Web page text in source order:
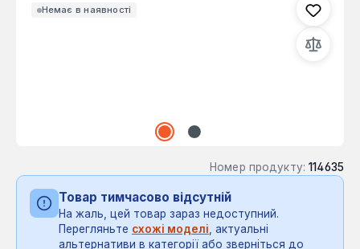
Немає в наявності
Номер продукту: 114635
Товар тимчасово відсутній
На жаль, цей товар зараз недоступний.
Перегляньте схожі моделі, актуальні
альтернативи в категорії або зверніться до